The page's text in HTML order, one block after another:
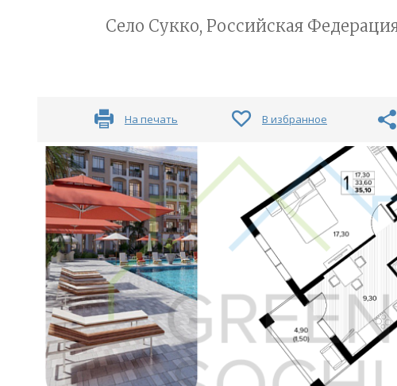
Село Сукко, Российская
На печать В избранное